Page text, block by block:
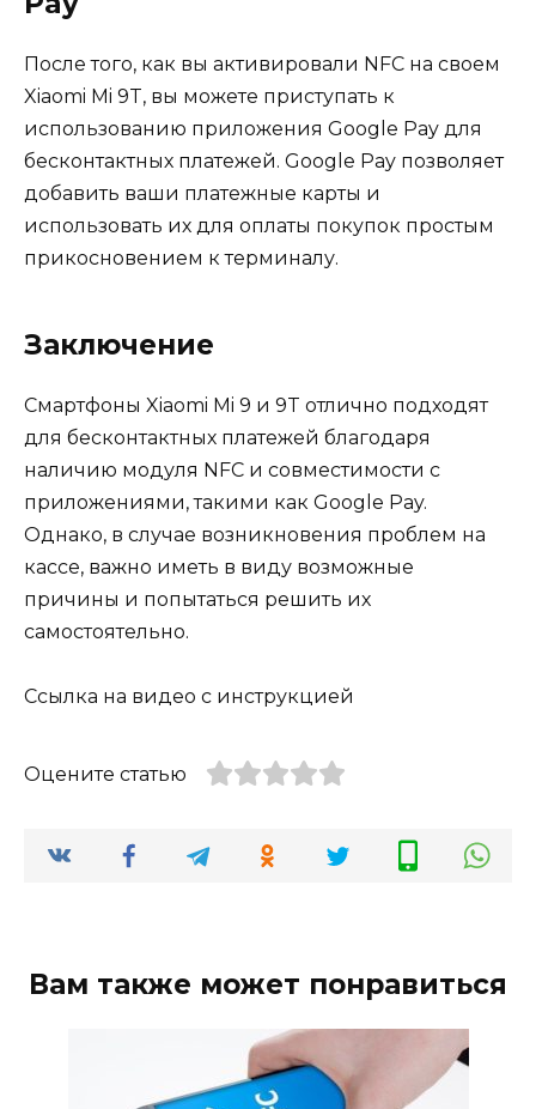
После того, как вы активировали NFC на своем
Xiaomi Mi 9T, вы можете приступать к
использованию приложения Google Pay для
бесконтактных платежей. Google Pay позволяет
добавить ваши платежные карты и
использовать их для оплаты покупок простым
прикосновением к терминалу.
Заключение
Смартфоны Xiaomi Mi 9 и 9T отлично подходят
для бесконтактных платежей благодаря
наличию модуля NFC и совместимости с
приложениями, такими как Google Pay.
Однако, в случае возникновения проблем на
кассе, важно иметь в виду возможные
причины и попытаться решить их
самостоятельно.
Ссылка на видео с инструкцией
Оцените статью
Вам также может понравиться